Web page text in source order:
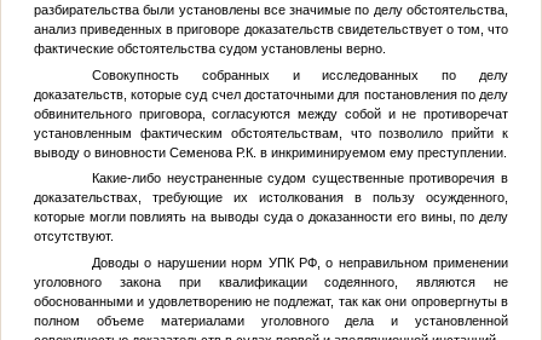
разбирательства были установлены все значимые по делу обстоятельства,
анализ приведенных в приговоре доказательств свидетельствует о том, что
фактические обстоятельства судом установлены верно.
Совокупность собранных и исследованных по делу
доказательств, которые суд счел достаточными для постановления по делу
обвинительного приговора, согласуются между собой и не противоречат
установленным фактическим обстоятельствам, что позволило прийти к
выводу о виновности Семенова Р.К. в инкриминируемом ему преступлении.
Какие-либо неустраненные судом существенные противоречия в
доказательствах, требующие их истолкования в пользу осужденного,
которые могли повлиять на выводы суда о доказанности его вины, по делу
отсутствуют.
Доводы о нарушении норм УПК РФ, о неправильном применении
уголовного закона при квалификации содеянного, являются не
обоснованными и удовлетворению не подлежат, так как они опровергнуты в
полном объеме материалами уголовного дела и установленной